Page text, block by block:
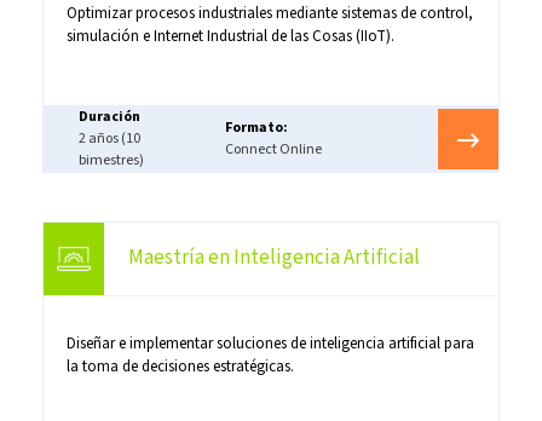
Optimizar procesos industriales mediante sistemas de control,
simulación e Internet Industrial de las Cosas (IIoT).
Duración
2 años (10
bimestres)
Formato:
Connect Online
Maestría en Inteligencia Artificial
Diseñar e implementar soluciones de inteligencia artificial para
la toma de decisiones estratégicas.